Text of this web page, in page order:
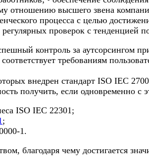
отношению высшего звена
процесса с целью
проверок с тенденцией
контроль за аутсорсингом
требованиям
внедрен стандарт ISO IEC
получить, если одновременно
ISO IEC 22301;
;
1.
благодаря чему достигается